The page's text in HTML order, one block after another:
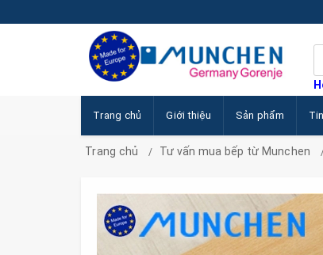
Trang chủ Giới thiệu Sản phẩm
Trang chủ Tư vấn mua bếp từ Munchen